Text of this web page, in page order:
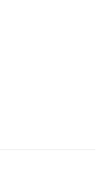
кто ищет нечто